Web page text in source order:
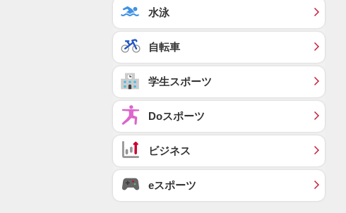
水泳
自転車
学生スポーツ
Doスポーツ
ビジネス
eスポーツ